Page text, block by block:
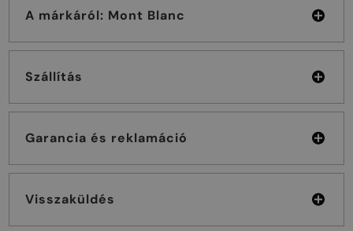
A márkáról: Mont Blanc
Szállítás
Garancia és reklamáció
Visszaküldés